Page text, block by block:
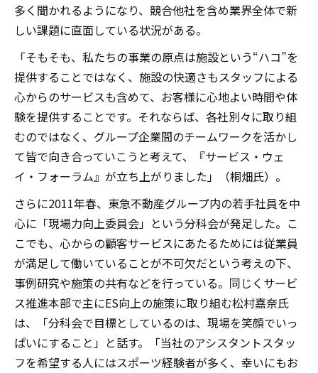
多く聞かれるようになり、競合他社を含め業界全体で新
しい課題に直面している状況がある。
「そもそも、私たちの事業の原点は施設という“ハコ”を
提供することではなく、施設の快適さもスタッフによる
心からのサービスも含めて、お客様に心地よい時間や体
験を提供することです。それならば、各社別々に取り組
むのではなく、グループ企業間のチームワークを活かし
て皆で向き合っていこうと考えて、『サービス・ウェ
イ・フォーラム』が立ち上がりました」（桐畑氏）。
さらに2011年春、東急不動産グループ内の若手社員を中
心に「現場力向上委員会」という分科会が発足した。こ
こでも、心からの顧客サービスにあたるためには従業員
が満足して働いていることが不可欠だという考えの下、
事例研究や施策の共有などを行っている。同じくサービ
ス推進本部で主にES向上の施策に取り組む松村嘉奈氏
は、「分科会で目標としているのは、現場を笑顔でいっ
ぱいにすること」と話す。「当社のアシスタントスタッ
フを希望する人にはスポーツ経験者が多く、幸いにもお